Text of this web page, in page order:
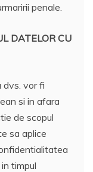
penale.
DATELOR CU
dvs. vor fi
si in afara
de scopul
sa aplice
timpul